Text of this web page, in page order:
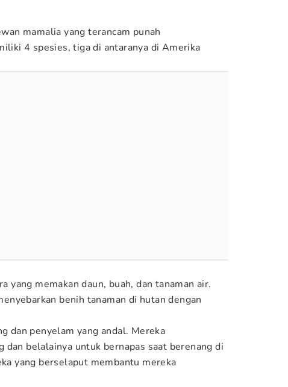
mamalia yang terancam punah
4 spesies, tiga di antaranya di Amerika
yang memakan daun, buah, dan tanaman air.
benih tanaman di hutan dengan
dan penyelam yang andal. Mereka
dan belalainya untuk bernapas saat berenang di
yang berselaput membantu mereka